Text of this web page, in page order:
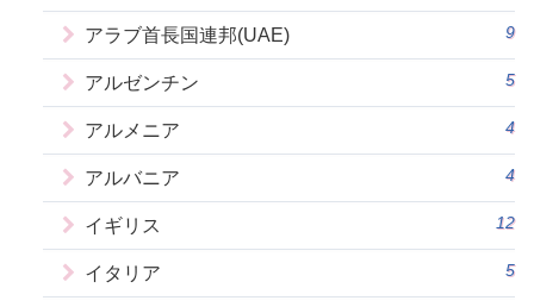
アラブ首長国連邦(UAE) 9
アルゼンチン 5
アルメニア 4
アルバニア 4
イギリス 12
イタリア 5